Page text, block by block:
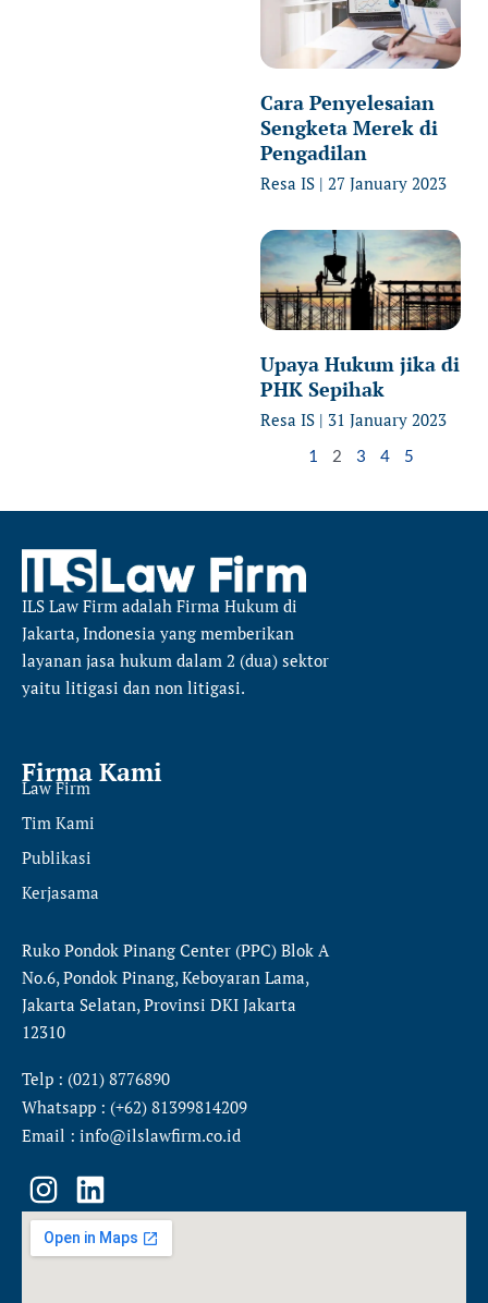
Cara Penyelesaian
Sengketa Merek di
Pengadilan
Resa IS 27 January 2023
Upaya Hukum jika di
PHK Sepihak
Resa IS 31 January 2023
1 2 3 4 5
ILS Law Firm adalah Firma Hukum di
Jakarta, Indonesia yang memberikan
layanan jasa hukum dalam 2 (dua) sektor
yaitu litigasi dan non litigasi.
Firma Kami
Law Firm
Tim Kami
Publikasi
Kerjasama
Ruko Pondok Pinang Center (PPC) Blok A
No.6, Pondok Pinang, Keboyaran Lama,
Jakarta Selatan, Provinsi DKI Jakarta
12310
Telp : (021) 8776890
Whatsapp : (+62) 81399814209
Email : info@ilslawfirm.co.id
I
n
s
L
i
n